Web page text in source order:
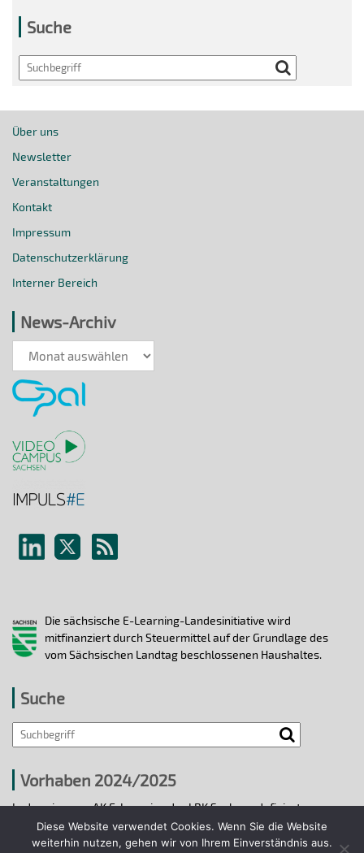
Suche
Search
Über uns
Newsletter
Veranstaltungen
Kontakt
Impressum
Datenschutzerklärung
Interner Bereich
News-Archiv
News-
Archiv
Die sächsische E-Learning-Landesinitiative wird
mitfinanziert durch Steuermittel auf der Grundlage des
vom Sächsischen Landtag beschlossenen Haushaltes.
Suche
Vorhaben 2024/2025
In den vier vom AK E-Learning der LRK Sachsen definierten
strategischen Handlungsfeldern 2024/25 wurden bis 31.12.2025
ausgewählte E-Learning-Hochschulvorhaben durchgeführt.
Diese Website verwendet Cookies. Wenn Sie die Website
weiterhin nutzen, gehen wir von Ihrem Einverständnis aus.